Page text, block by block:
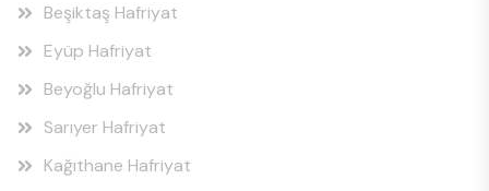
Beşiktaş Hafriyat
Eyüp Hafriyat
Beyoğlu Hafriyat
Sarıyer Hafriyat
Kağıthane Hafriyat